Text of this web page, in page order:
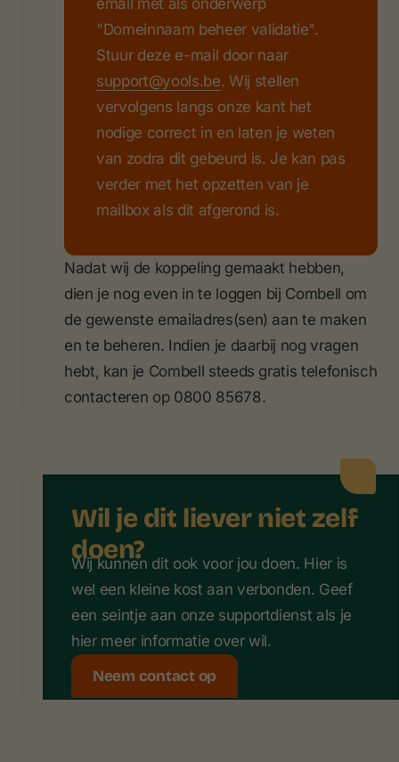
"Domeinnaam beheer validatie".
Stuur deze e-mail door naar
support@yools.be. Wij stellen
vervolgens langs onze kant het
nodige correct in en laten je weten
van zodra dit gebeurd is. Je kan pas
verder met het opzetten van je
mailbox als dit afgerond is.
Nadat wij de koppeling gemaakt hebben,
dien je nog even in te loggen bij Combell om
de gewenste emailadres(sen) aan te maken
en te beheren. Indien je daarbij nog vragen
hebt, kan je Combell steeds gratis telefonisch
contacteren op 0800 85678.
Wil je dit liever niet zelf
doen?
Wij kunnen dit ook voor jou doen. Hier is
wel een kleine kost aan verbonden. Geef
een seintje aan onze supportdienst als je
hier meer informatie over wil.
Neem contact op